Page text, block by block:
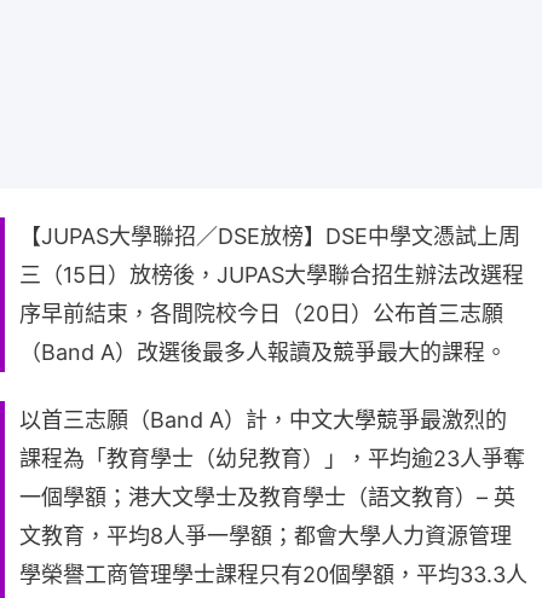
【JUPAS大學聯招／DSE放榜】DSE中學文憑試上周
三（15日）放榜後，JUPAS大學聯合招生辦法改選程
序早前結束，各間院校今日（20日）公布首三志願
（Band A）改選後最多人報讀及競爭最大的課程。
以首三志願（Band A）計，中文大學競爭最激烈的
課程為「教育學士（幼兒教育）」，平均逾23人爭奪
一個學額；港大文學士及教育學士（語文教育）– 英
文教育，平均8人爭一學額；都會大學人力資源管理
學榮譽工商管理學士課程只有20個學額，平均33.3人